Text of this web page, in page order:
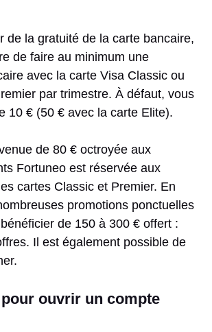
de la gratuité de la carte bancaire,
de faire au minimum une
avec la carte Visa Classic ou
par trimestre. À défaut, vous
10 € (50 € avec la carte Elite).
de 80 € octroyée aux
Fortuneo est réservée aux
cartes Classic et Premier. En
promotions ponctuelles
de 150 à 300 € offert :
Il est également possible de
ouvrir un compte